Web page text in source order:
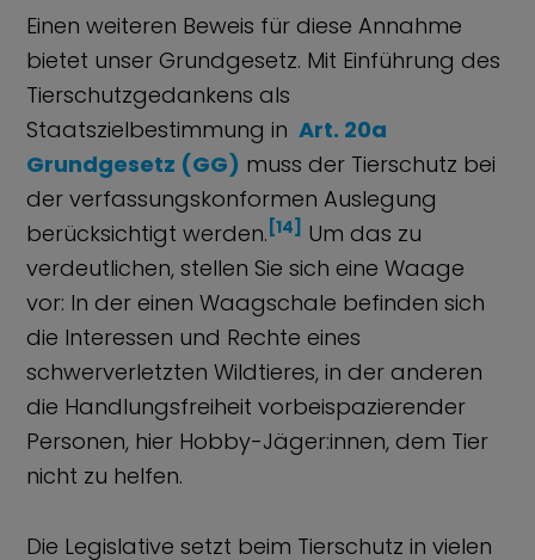
Einen weiteren Beweis für diese Annahme
bietet unser Grundgesetz. Mit Einführung des
Tierschutzgedankens als
Staatszielbestimmung in Art. 20a
Grundgesetz (GG) muss der Tierschutz bei
der verfassungskonformen Auslegung
berücksichtigt werden. [14] Um das zu
verdeutlichen, stellen Sie sich eine Waage
vor: In der einen Waagschale befinden sich
die Interessen und Rechte eines
schwerverletzten Wildtieres, in der anderen
die Handlungsfreiheit vorbeispazierender
Personen, hier Hobby-Jäger:innen, dem Tier
nicht zu helfen.
Die Legislative setzt beim Tierschutz in vielen